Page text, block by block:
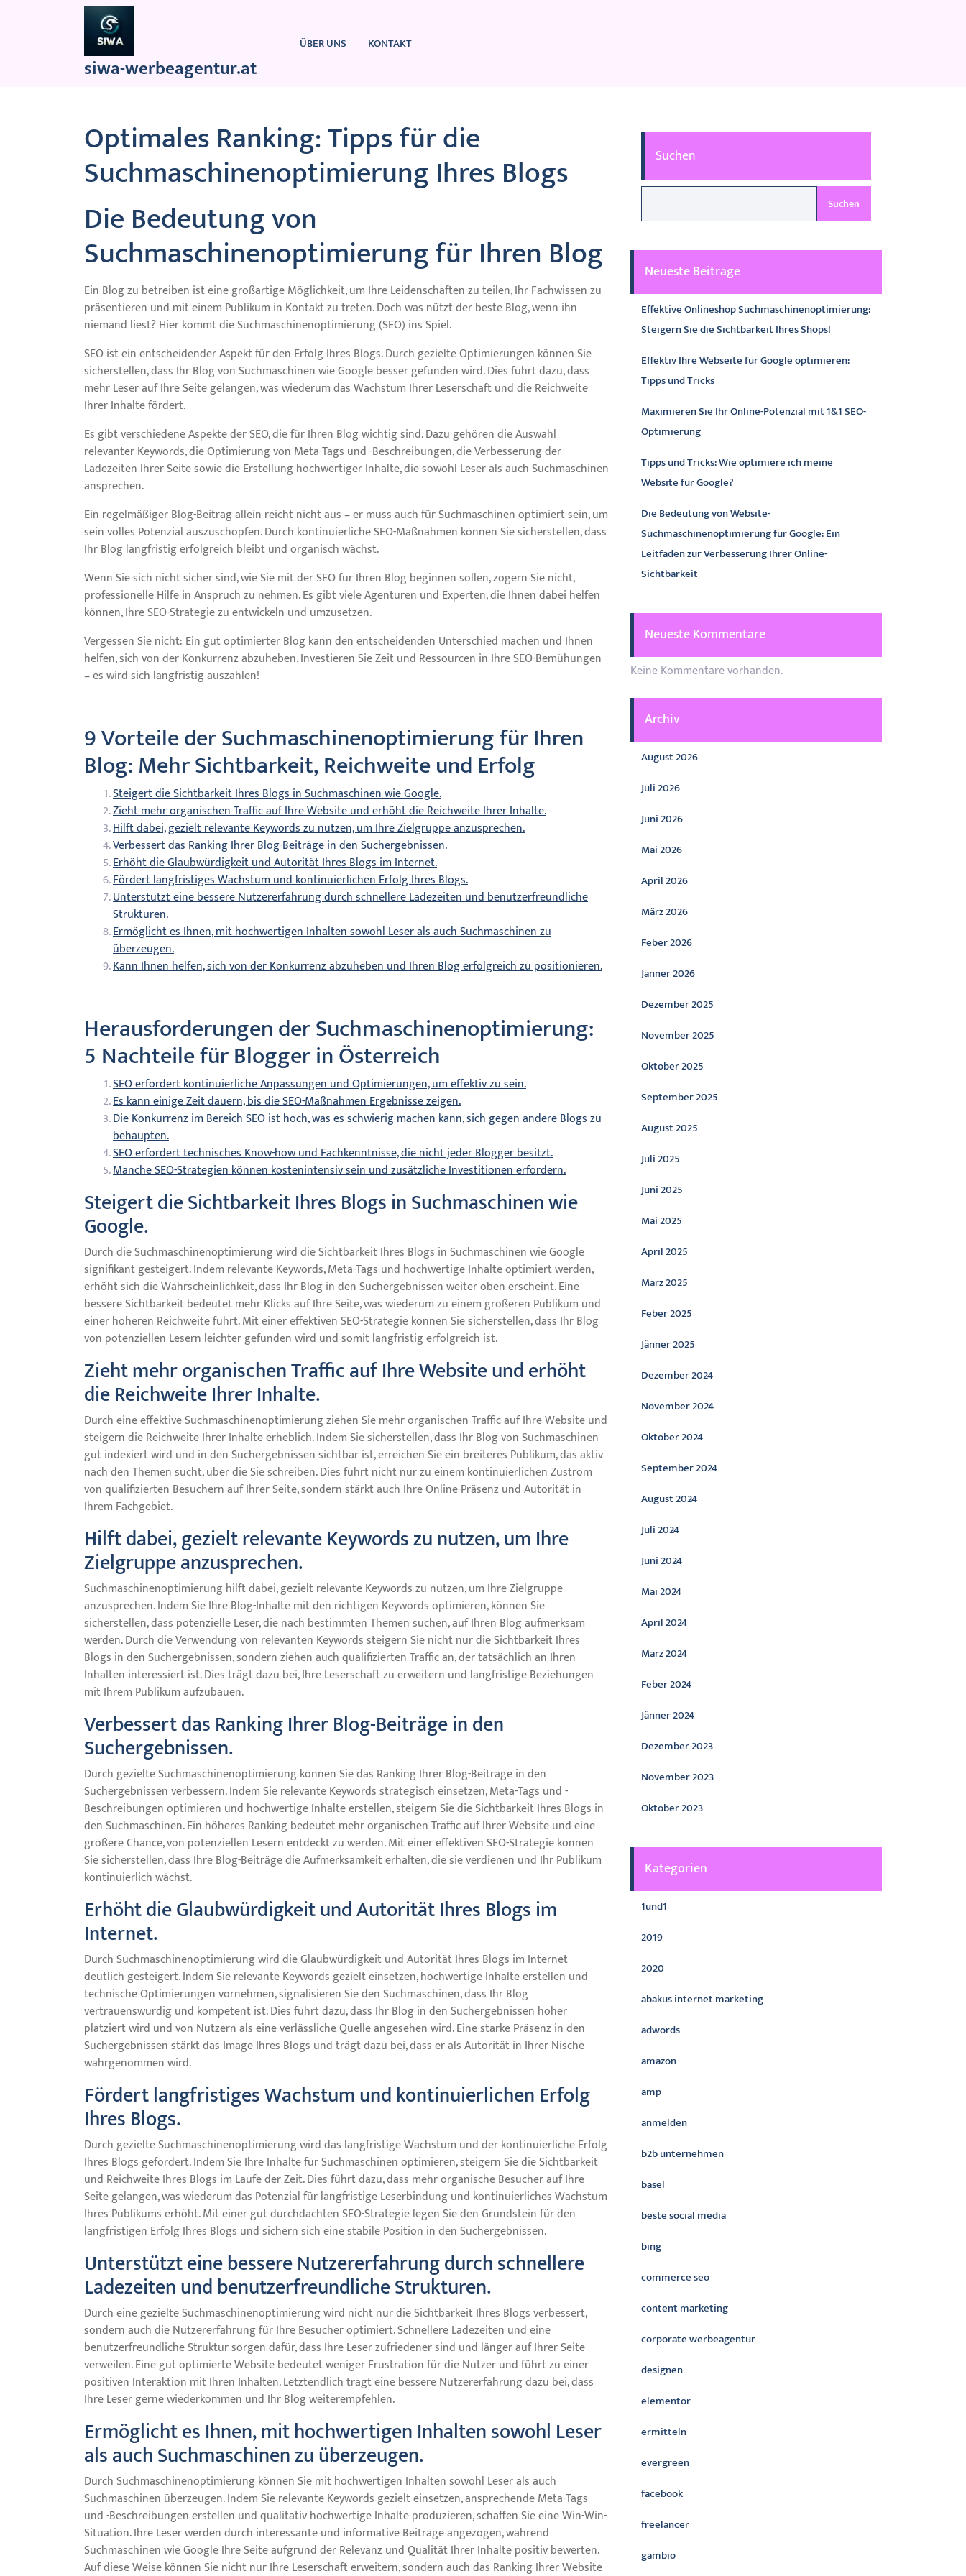
siwa-werbeagentur.at
ÜBER UNS KONTAKT
Optimales Ranking: Tipps für die
Suchmaschinenoptimierung Ihres Blogs
Die Bedeutung von
Suchmaschinenoptimierung für Ihren Blog
Ein Blog zu betreiben ist eine großartige Möglichkeit, um Ihre Leidenschaften zu teilen, Ihr Fachwissen zu
präsentieren und mit einem Publikum in Kontakt zu treten. Doch was nützt der beste Blog, wenn ihn
niemand liest? Hier kommt die Suchmaschinenoptimierung (SEO) ins Spiel.
SEO ist ein entscheidender Aspekt für den Erfolg Ihres Blogs. Durch gezielte Optimierungen können Sie
sicherstellen, dass Ihr Blog von Suchmaschinen wie Google besser gefunden wird. Dies führt dazu, dass
mehr Leser auf Ihre Seite gelangen, was wiederum das Wachstum Ihrer Leserschaft und die Reichweite
Ihrer Inhalte fördert.
Es gibt verschiedene Aspekte der SEO, die für Ihren Blog wichtig sind. Dazu gehören die Auswahl
relevanter Keywords, die Optimierung von Meta-Tags und -Beschreibungen, die Verbesserung der
Ladezeiten Ihrer Seite sowie die Erstellung hochwertiger Inhalte, die sowohl Leser als auch Suchmaschinen
ansprechen.
Ein regelmäßiger Blog-Beitrag allein reicht nicht aus – er muss auch für Suchmaschinen optimiert sein, um
sein volles Potenzial auszuschöpfen. Durch kontinuierliche SEO-Maßnahmen können Sie sicherstellen, dass
Ihr Blog langfristig erfolgreich bleibt und organisch wächst.
Wenn Sie sich nicht sicher sind, wie Sie mit der SEO für Ihren Blog beginnen sollen, zögern Sie nicht,
professionelle Hilfe in Anspruch zu nehmen. Es gibt viele Agenturen und Experten, die Ihnen dabei helfen
können, Ihre SEO-Strategie zu entwickeln und umzusetzen.
Vergessen Sie nicht: Ein gut optimierter Blog kann den entscheidenden Unterschied machen und Ihnen
helfen, sich von der Konkurrenz abzuheben. Investieren Sie Zeit und Ressourcen in Ihre SEO-Bemühungen
– es wird sich langfristig auszahlen!
9 Vorteile der Suchmaschinenoptimierung für Ihren
Blog: Mehr Sichtbarkeit, Reichweite und Erfolg
Steigert die Sichtbarkeit Ihres Blogs in Suchmaschinen wie Google.
Zieht mehr organischen Traffic auf Ihre Website und erhöht die Reichweite Ihrer Inhalte.
Hilft dabei, gezielt relevante Keywords zu nutzen, um Ihre Zielgruppe anzusprechen.
Verbessert das Ranking Ihrer Blog-Beiträge in den Suchergebnissen.
Erhöht die Glaubwürdigkeit und Autorität Ihres Blogs im Internet.
Fördert langfristiges Wachstum und kontinuierlichen Erfolg Ihres Blogs.
Unterstützt eine bessere Nutzererfahrung durch schnellere Ladezeiten und benutzerfreundliche
Strukturen.
Ermöglicht es Ihnen, mit hochwertigen Inhalten sowohl Leser als auch Suchmaschinen zu
überzeugen.
Kann Ihnen helfen, sich von der Konkurrenz abzuheben und Ihren Blog erfolgreich zu positionieren.
Herausforderungen der Suchmaschinenoptimierung:
5 Nachteile für Blogger in Österreich
SEO erfordert kontinuierliche Anpassungen und Optimierungen, um effektiv zu sein.
Es kann einige Zeit dauern, bis die SEO-Maßnahmen Ergebnisse zeigen.
Die Konkurrenz im Bereich SEO ist hoch, was es schwierig machen kann, sich gegen andere Blogs zu
behaupten.
SEO erfordert technisches Know-how und Fachkenntnisse, die nicht jeder Blogger besitzt.
Manche SEO-Strategien können kostenintensiv sein und zusätzliche Investitionen erfordern.
Steigert die Sichtbarkeit Ihres Blogs in Suchmaschinen wie
Google.
Durch die Suchmaschinenoptimierung wird die Sichtbarkeit Ihres Blogs in Suchmaschinen wie Google
signifikant gesteigert. Indem relevante Keywords, Meta-Tags und hochwertige Inhalte optimiert werden,
erhöht sich die Wahrscheinlichkeit, dass Ihr Blog in den Suchergebnissen weiter oben erscheint. Eine
bessere Sichtbarkeit bedeutet mehr Klicks auf Ihre Seite, was wiederum zu einem größeren Publikum und
einer höheren Reichweite führt. Mit einer effektiven SEO-Strategie können Sie sicherstellen, dass Ihr Blog
von potenziellen Lesern leichter gefunden wird und somit langfristig erfolgreich ist.
Zieht mehr organischen Traffic auf Ihre Website und erhöht
die Reichweite Ihrer Inhalte.
Durch eine effektive Suchmaschinenoptimierung ziehen Sie mehr organischen Traffic auf Ihre Website und
steigern die Reichweite Ihrer Inhalte erheblich. Indem Sie sicherstellen, dass Ihr Blog von Suchmaschinen
gut indexiert wird und in den Suchergebnissen sichtbar ist, erreichen Sie ein breiteres Publikum, das aktiv
nach den Themen sucht, über die Sie schreiben. Dies führt nicht nur zu einem kontinuierlichen Zustrom
von qualifizierten Besuchern auf Ihrer Seite, sondern stärkt auch Ihre Online-Präsenz und Autorität in
Ihrem Fachgebiet.
Hilft dabei, gezielt relevante Keywords zu nutzen, um Ihre
Zielgruppe anzusprechen.
Suchmaschinenoptimierung hilft dabei, gezielt relevante Keywords zu nutzen, um Ihre Zielgruppe
anzusprechen. Indem Sie Ihre Blog-Inhalte mit den richtigen Keywords optimieren, können Sie
sicherstellen, dass potenzielle Leser, die nach bestimmten Themen suchen, auf Ihren Blog aufmerksam
werden. Durch die Verwendung von relevanten Keywords steigern Sie nicht nur die Sichtbarkeit Ihres
Blogs in den Suchergebnissen, sondern ziehen auch qualifizierten Traffic an, der tatsächlich an Ihren
Inhalten interessiert ist. Dies trägt dazu bei, Ihre Leserschaft zu erweitern und langfristige Beziehungen
mit Ihrem Publikum aufzubauen.
Verbessert das Ranking Ihrer Blog-Beiträge in den
Suchergebnissen.
Durch gezielte Suchmaschinenoptimierung können Sie das Ranking Ihrer Blog-Beiträge in den
Suchergebnissen verbessern. Indem Sie relevante Keywords strategisch einsetzen, Meta-Tags und -
Beschreibungen optimieren und hochwertige Inhalte erstellen, steigern Sie die Sichtbarkeit Ihres Blogs in
den Suchmaschinen. Ein höheres Ranking bedeutet mehr organischen Traffic auf Ihrer Website und eine
größere Chance, von potenziellen Lesern entdeckt zu werden. Mit einer effektiven SEO-Strategie können
Sie sicherstellen, dass Ihre Blog-Beiträge die Aufmerksamkeit erhalten, die sie verdienen und Ihr Publikum
kontinuierlich wächst.
Erhöht die Glaubwürdigkeit und Autorität Ihres Blogs im
Internet.
Durch Suchmaschinenoptimierung wird die Glaubwürdigkeit und Autorität Ihres Blogs im Internet
deutlich gesteigert. Indem Sie relevante Keywords gezielt einsetzen, hochwertige Inhalte erstellen und
technische Optimierungen vornehmen, signalisieren Sie den Suchmaschinen, dass Ihr Blog
vertrauenswürdig und kompetent ist. Dies führt dazu, dass Ihr Blog in den Suchergebnissen höher
platziert wird und von Nutzern als eine verlässliche Quelle angesehen wird. Eine starke Präsenz in den
Suchergebnissen stärkt das Image Ihres Blogs und trägt dazu bei, dass er als Autorität in Ihrer Nische
wahrgenommen wird.
Fördert langfristiges Wachstum und kontinuierlichen Erfolg
Ihres Blogs.
Durch gezielte Suchmaschinenoptimierung wird das langfristige Wachstum und der kontinuierliche Erfolg
Ihres Blogs gefördert. Indem Sie Ihre Inhalte für Suchmaschinen optimieren, steigern Sie die Sichtbarkeit
und Reichweite Ihres Blogs im Laufe der Zeit. Dies führt dazu, dass mehr organische Besucher auf Ihre
Seite gelangen, was wiederum das Potenzial für langfristige Leserbindung und kontinuierliches Wachstum
Ihres Publikums erhöht. Mit einer gut durchdachten SEO-Strategie legen Sie den Grundstein für den
langfristigen Erfolg Ihres Blogs und sichern sich eine stabile Position in den Suchergebnissen.
Unterstützt eine bessere Nutzererfahrung durch schnellere
Ladezeiten und benutzerfreundliche Strukturen.
Durch eine gezielte Suchmaschinenoptimierung wird nicht nur die Sichtbarkeit Ihres Blogs verbessert,
sondern auch die Nutzererfahrung für Ihre Besucher optimiert. Schnellere Ladezeiten und eine
benutzerfreundliche Struktur sorgen dafür, dass Ihre Leser zufriedener sind und länger auf Ihrer Seite
verweilen. Eine gut optimierte Website bedeutet weniger Frustration für die Nutzer und führt zu einer
positiven Interaktion mit Ihren Inhalten. Letztendlich trägt eine bessere Nutzererfahrung dazu bei, dass
Ihre Leser gerne wiederkommen und Ihr Blog weiterempfehlen.
Ermöglicht es Ihnen, mit hochwertigen Inhalten sowohl Leser
als auch Suchmaschinen zu überzeugen.
Durch Suchmaschinenoptimierung können Sie mit hochwertigen Inhalten sowohl Leser als auch
Suchmaschinen überzeugen. Indem Sie relevante Keywords gezielt einsetzen, ansprechende Meta-Tags
und -Beschreibungen erstellen und qualitativ hochwertige Inhalte produzieren, schaffen Sie eine Win-Win-
Situation. Ihre Leser werden durch interessante und informative Beiträge angezogen, während
Suchmaschinen wie Google Ihre Seite aufgrund der Relevanz und Qualität Ihrer Inhalte positiv bewerten.
Auf diese Weise können Sie nicht nur Ihre Leserschaft erweitern, sondern auch das Ranking Ihrer Website
Suchen
Suchen
Neueste Beiträge
Effektive Onlineshop Suchmaschinenoptimierung:
Steigern Sie die Sichtbarkeit Ihres Shops!
Effektiv Ihre Webseite für Google optimieren:
Tipps und Tricks
Maximieren Sie Ihr Online-Potenzial mit 1&1 SEO-
Optimierung
Tipps und Tricks: Wie optimiere ich meine
Website für Google?
Die Bedeutung von Website-
Suchmaschinenoptimierung für Google: Ein
Leitfaden zur Verbesserung Ihrer Online-
Sichtbarkeit
Neueste Kommentare
Keine Kommentare vorhanden.
Archiv
August 2026
Juli 2026
Juni 2026
Mai 2026
April 2026
März 2026
Feber 2026
Jänner 2026
Dezember 2025
November 2025
Oktober 2025
September 2025
August 2025
Juli 2025
Juni 2025
Mai 2025
April 2025
März 2025
Feber 2025
Jänner 2025
Dezember 2024
November 2024
Oktober 2024
September 2024
August 2024
Juli 2024
Juni 2024
Mai 2024
April 2024
März 2024
Feber 2024
Jänner 2024
Dezember 2023
November 2023
Oktober 2023
Kategorien
1und1
2019
2020
abakus internet marketing
adwords
amazon
amp
anmelden
b2b unternehmen
basel
beste social media
bing
commerce seo
content marketing
corporate werbeagentur
designen
elementor
ermitteln
evergreen
facebook
freelancer
gambio